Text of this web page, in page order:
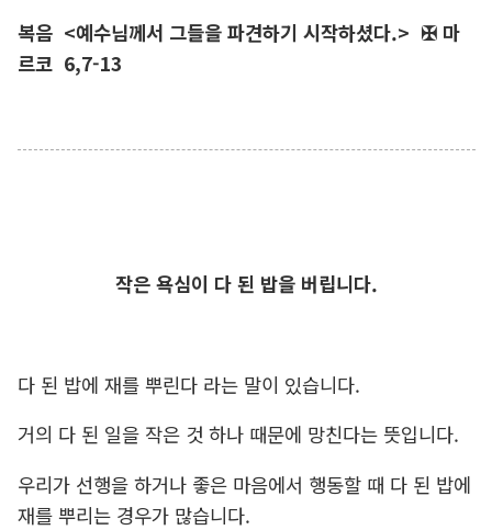
복음 <예수님께서 그들을 파견하기 시작하셨다.> ✠ 마
르코 6,7-13
작은 욕심이 다 된 밥을 버립니다.
다 된 밥에 재를 뿌린다 라는 말이 있습니다.
거의 다 된 일을 작은 것 하나 때문에 망친다는 뜻입니다.
우리가 선행을 하거나 좋은 마음에서 행동할 때 다 된 밥에
재를 뿌리는 경우가 많습니다.